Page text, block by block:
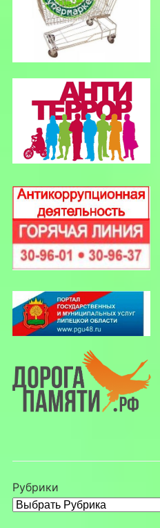
Рубрики